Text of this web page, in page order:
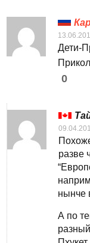
Дети-
0
разве
нынче
А по